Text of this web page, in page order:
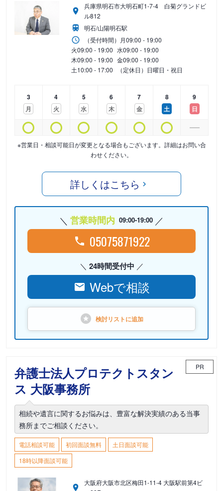
兵庫県明石市大明石町1-7-4 白菊グランドビ
ル812
明石/山陽明石駅
（受付時間） 月09:00 - 19:00
火09:00 - 19:00 水09:00 - 19:00
木09:00 - 19:00 金09:00 - 19:00
土10:00 - 17:00 （定休日）日曜日・祝日
3
月
4
火
5
水
6
木
7
金
8
土
9
日
※営業日・相談可能日が変更となる場合もございます。詳細はお問い合
わせください。
詳しくはこちら
営業時間内 09:00-19:00
05075871922
24時間受付中
Webで相談
検討リストに追加
弁護士法人プロテクトスタン
ス 大阪事務所
PR
相続や遺言に関するお悩みは、豊富な解決実績のある当事
務所までご相談ください。
電話相談可能 初回面談無料
土日面談可能
18時以降面談可能
大阪府大阪市北区梅田1-11-4 大阪駅前第4ビ